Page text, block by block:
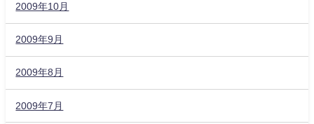
2009年10月
2009年9月
2009年8月
2009年7月